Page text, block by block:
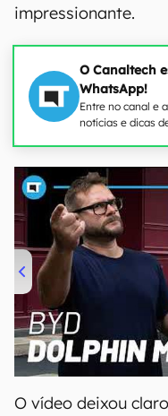
impressionante.
O Canaltech
WhatsApp!
Entre no canal e
notícias e dicas
00:00/04:07
O vídeo deixou